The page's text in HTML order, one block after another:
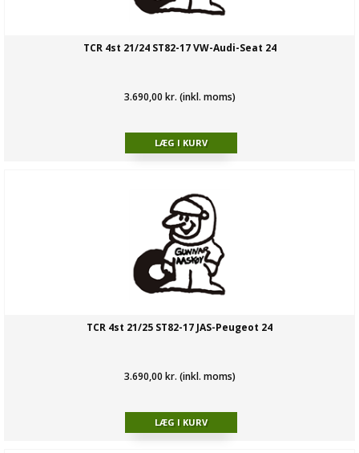
TCR 4st 21/24 ST82-17 VW-Audi-Seat 24
3.690,00 kr. (inkl. moms)
TCR 4st 21/25 ST82-17 JAS-Peugeot 24
3.690,00 kr. (inkl. moms)